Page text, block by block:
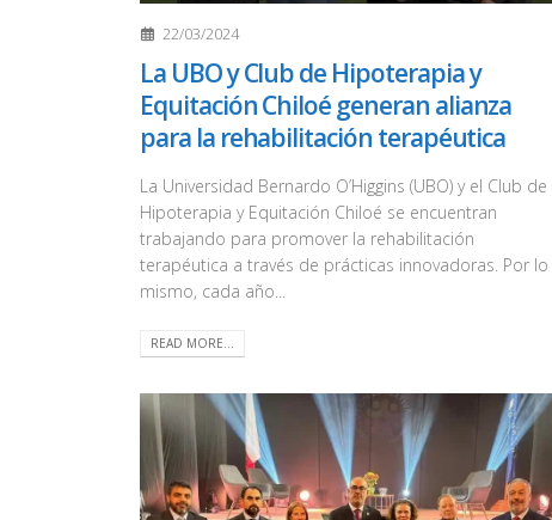
22/03/2024
La UBO y Club de Hipoterapia y
Equitación Chiloé generan alianza
para la rehabilitación terapéutica
La Universidad Bernardo O’Higgins (UBO) y el Club de
Hipoterapia y Equitación Chiloé se encuentran
trabajando para promover la rehabilitación
terapéutica a través de prácticas innovadoras. Por lo
mismo, cada año...
READ MORE...